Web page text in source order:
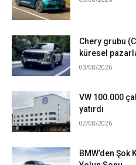
Chery grubu
küresel
03/08/2026
VW 100.000
yatırdı
02/08/2026
BMW’den Şok